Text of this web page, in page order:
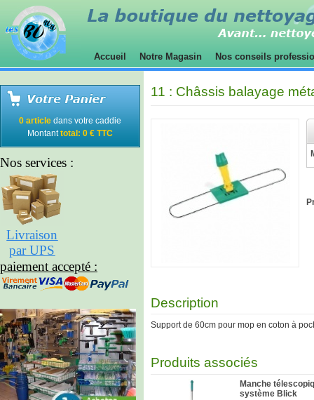
Accueil Notre Magasin Nos conseils
0 article dans votre caddie
Montanttotal: 0 € TTC
Nos services :
Livraison
par UPS
paiement accepté :
11 : Châssis balayage
Description
Support de 60cm pour mop en coton à
Produits associés
Manche
système Blick